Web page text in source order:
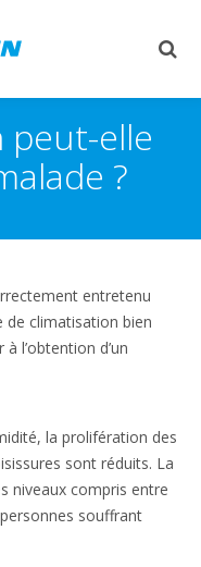
peut-elle
?
entretenu
de climatisation bien
l’obtention d’un
la prolifération des
sont réduits. La
niveaux compris entre
souffrant